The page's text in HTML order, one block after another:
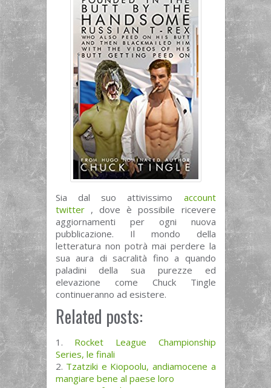
Sia dal suo attivissimo account
twitter , dove è possibile ricevere
aggiornamenti per ogni nuova
pubblicazione. Il mondo della
letteratura non potrà mai perdere la
sua aura di sacralità fino a quando
paladini della sua purezze ed
elevazione come Chuck Tingle
continueranno ad esistere.
Related posts:
Rocket League Championship
Series, le finali
Tzatziki e Kiopoolu, andiamocene a
mangiare bene al paese loro